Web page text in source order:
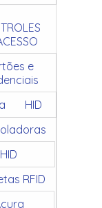
e
HID
HID
RFID